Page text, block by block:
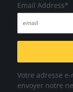
Email Address*
Votre adresse
envoyer notre